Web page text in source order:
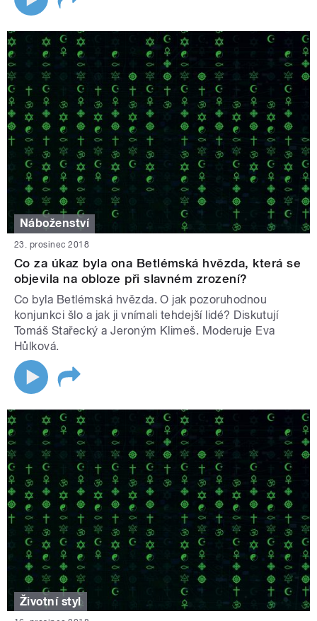
Náboženství
23. prosinec 2018
Co za úkaz byla ona Betlémská hvězda, která se
objevila na obloze při slavném zrození?
Co byla Betlémská hvězda. O jak pozoruhodnou
konjunkci šlo a jak ji vnímali tehdejší lidé? Diskutují
Tomáš Stařecký a Jeroným Klimeš. Moderuje Eva
Hůlková.
Životní styl